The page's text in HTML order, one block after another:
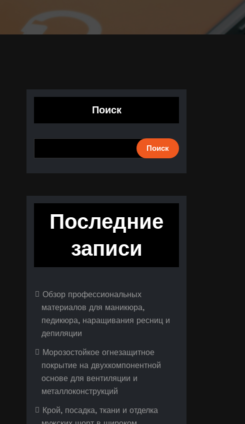
Поиск
Поиск
Последние
записи
Обзор профессиональных
материалов для маникюра,
педикюра, наращивания ресниц и
депиляции
Морозостойкое огнезащитное
покрытие на двухкомпонентной
основе для вентиляции и
металлоконструкций
Крой, посадка, ткани и отделка